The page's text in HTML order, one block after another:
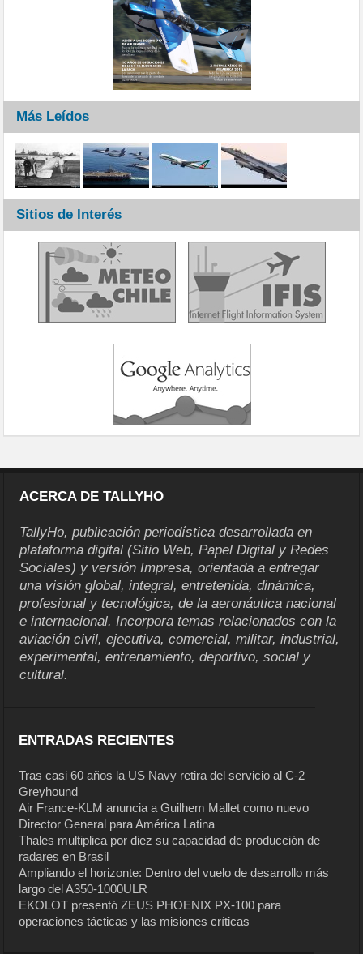
Más Leídos
Sitios de Interés
ACERCA DE TALLYHO
TallyHo, publicación periodística desarrollada en
plataforma digital (Sitio Web, Papel Digital y Redes
Sociales) y versión Impresa, orientada a entregar
una visión global, integral, entretenida, dinámica,
profesional y tecnológica, de la aeronáutica nacional
e internacional. Incorpora temas relacionados con la
aviación civil, ejecutiva, comercial, militar, industrial,
experimental, entrenamiento, deportivo, social y
cultural.
ENTRADAS RECIENTES
Tras casi 60 años la US Navy retira del servicio al C-2
Greyhound
Air France-KLM anuncia a Guilhem Mallet como nuevo
Director General para América Latina
Thales multiplica por diez su capacidad de producción de
radares en Brasil
Ampliando el horizonte: Dentro del vuelo de desarrollo más
largo del A350-1000ULR
EKOLOT presentó ZEUS PHOENIX PX-100 para
operaciones tácticas y las misiones críticas